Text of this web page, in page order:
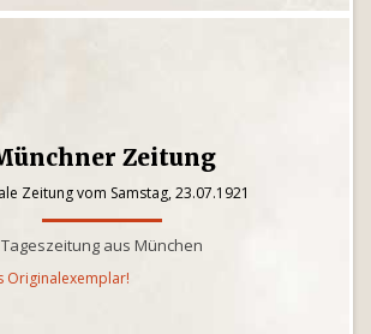
Zeitung
Zeitung vom Samstag, 23.07.1921
Tageszeitung aus München
Originalexemplar!